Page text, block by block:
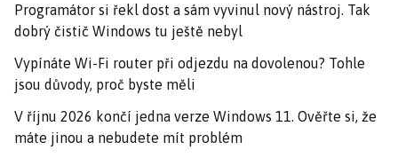
Programátor si řekl dost a sám vyvinul nový nástroj. Tak
dobrý čistič Windows tu ještě nebyl
Vypínáte Wi-Fi router při odjezdu na dovolenou? Tohle
jsou důvody, proč byste měli
V říjnu 2026 končí jedna verze Windows 11. Ověřte si, že
máte jinou a nebudete mít problém